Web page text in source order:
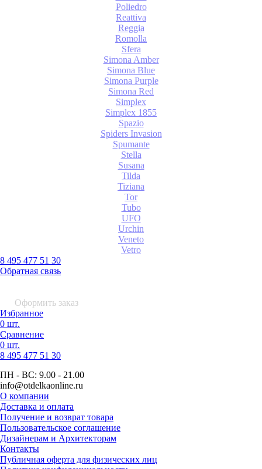
Poliedro
Reattiva
Reggia
Romolla
Sfera
Simona Amber
Simona Blue
Simona Purple
Simona Red
Simplex
Simplex 1855
Spazio
Spiders Invasion
Spumante
Stella
Susana
Tilda
Tiziana
Tor
Tubo
UFO
Urchin
Veneto
Vetro
8 495 477 51 30
Обратная связь
Оформить заказ
Избранное
0 шт.
Сравнение
0 шт.
8 495 477 51 30
ПН - ВС: 9.00 - 21.00
info@otdelkaonline.ru
О компании
Доставка и оплата
Получение и возврат товара
Пользовательское соглашение
Дизайнерам и Архитекторам
Контакты
Публичная оферта для физических лиц